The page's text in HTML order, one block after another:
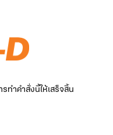
ทำคำสั่งนี้ให้เสร็จสิ้น